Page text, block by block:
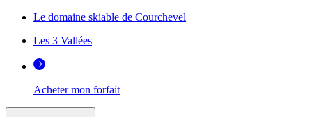
Le domaine skiable de Courchevel
Les 3 Vallées
Acheter mon forfait